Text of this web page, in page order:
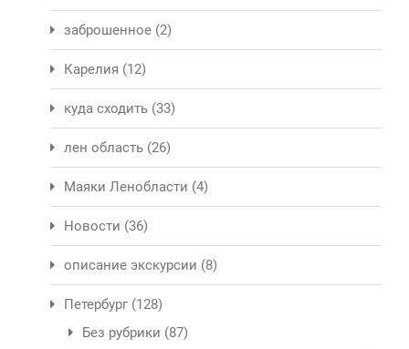
заброшенное (2)
Карелия (12)
куда сходить (33)
лен область (26)
Маяки Ленобласти (4)
Новости (36)
описание экскурсии (8)
Петербург (128)
Без рубрики (87)